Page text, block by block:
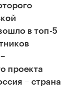
в топ-5
проекта
– страна